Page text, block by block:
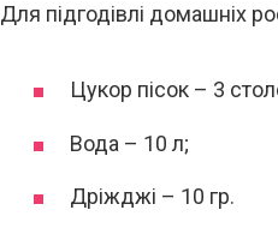
Для підгодівлі домашніх
Цукор пісок – 3
Вода – 10 л;
Дріжджі – 10 гр.